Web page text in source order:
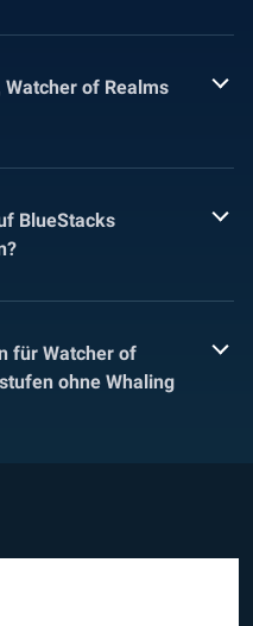
of Realms
BlueStacks
für Watcher of
ohne Whaling